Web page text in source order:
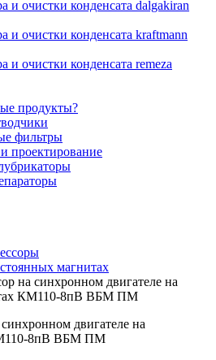
и очистки конденсата dalgakiran
и очистки конденсата kraftmann
и очистки конденсата remeza
продукты?
фильтры
проектирование
магнитах
на синхронном двигателе на
КМ110-8пВ ВБМ ПМ
двигателе на
8пВ ВБМ ПМ